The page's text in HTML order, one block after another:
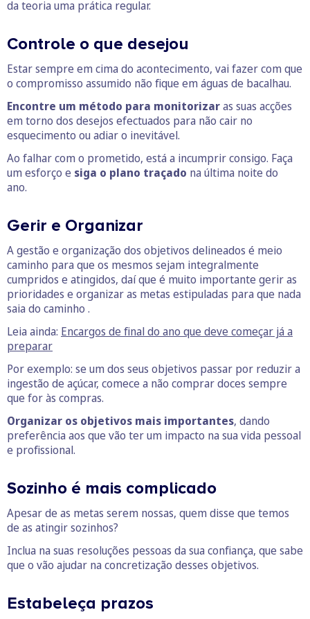
da teoria uma prática regular.
Controle o que desejou
Estar sempre em cima do acontecimento, vai fazer com que
o compromisso assumido não fique em águas de bacalhau.
Encontre um método para monitorizaras suas acções
em torno dos desejos efectuados para não cair no
esquecimento ou adiar o inevitável.
Ao falhar com o prometido, está a incumprir consigo. Faça
um esforço e siga o plano traçado na última noite do
ano.
Gerir e Organizar
A gestão e organização dos objetivos delineados é meio
caminho para que os mesmos sejam integralmente
cumpridos e atingidos, daí que é muito importante gerir as
prioridades e organizar as metas estipuladas para que nada
saia do caminho .
Leia ainda: Encargos de final do ano que deve começar já a
preparar
Por exemplo: se um dos seus objetivos passar por reduzir a
ingestão de açúcar, comece a não comprar doces sempre
que for às compras.
Organizar os objetivos mais importantes, dando
preferência aos que vão ter um impacto na sua vida pessoal
e profissional.
Sozinho é mais complicado
Apesar de as metas serem nossas, quem disse que temos
de as atingir sozinhos?
Inclua na suas resoluções pessoas da sua confiança, que sabe
que o vão ajudar na concretização desses objetivos.
Estabeleça prazos